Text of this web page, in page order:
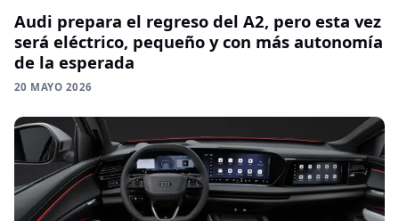
Audi prepara el regreso del A2, pero esta vez
será eléctrico, pequeño y con más autonomía
de la esperada
20 MAYO 2026